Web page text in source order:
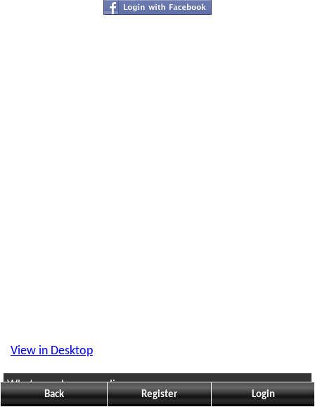
View in Desktop
What people are reading
Back Register Login